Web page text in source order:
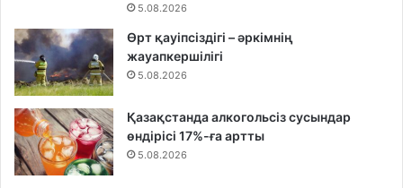
5.08.2026
Өрт қауіпсіздігі – әркімнің
жауапкершілігі
5.08.2026
Қазақстанда алкогольсіз сусындар
өндірісі 17%-ға артты
5.08.2026